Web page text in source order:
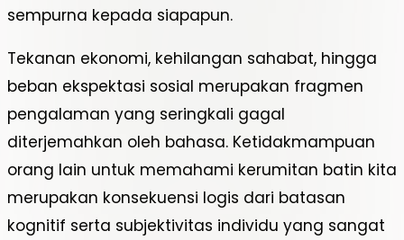
sempurna kepada siapapun.
Tekanan ekonomi, kehilangan sahabat, hingga
beban ekspektasi sosial merupakan fragmen
pengalaman yang seringkali gagal
diterjemahkan oleh bahasa. Ketidakmampuan
orang lain untuk memahami kerumitan batin kita
merupakan konsekuensi logis dari batasan
kognitif serta subjektivitas individu yang sangat